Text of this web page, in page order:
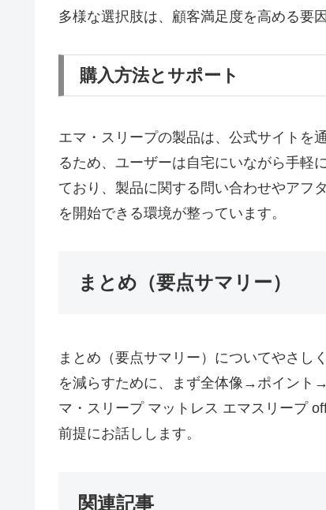
多様な選択肢は、顧客満足度を高める要
購入方法とサポート
エマ・スリープの製品は、公式サイトを
るため、ユーザーは自宅にいながら手軽
ており、製品に関する問い合わせやアフ
を開始できる環境が整っています。
まとめ（要点サマリー）
まとめ（要点サマリー）についてやさし
を減らすために、まず全体像→ポイント
マ・スリープ マットレス エマスリープ
前提にお話しします。
関連記事